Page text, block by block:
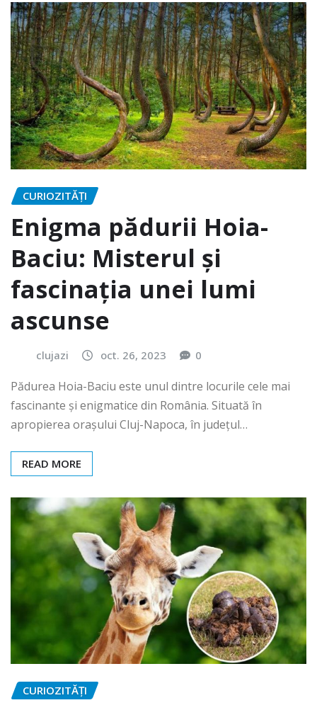
CURIOZITĂȚI
Enigma pădurii Hoia-
Baciu: Misterul și
fascinația unei lumi
ascunse
clujazi oct. 26, 2023 0
Pădurea Hoia-Baciu este unul dintre locurile cele mai
fascinante și enigmatice din România. Situată în
apropierea orașului Cluj-Napoca, în județul…
READ MORE
CURIOZITĂȚI